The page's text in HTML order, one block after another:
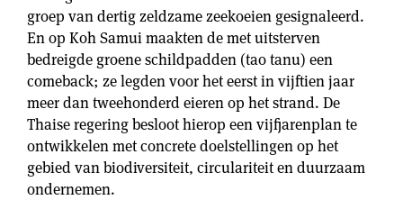
groep van dertig zeldzame zeekoeien gesignaleerd.
En op Koh Samui maakten de met uitsterven
bedreigde groene schildpadden (tao tanu) een
comeback; ze legden voor het eerst in vijftien jaar
meer dan tweehonderd eieren op het strand. De
Thaise regering besloot hierop een vijfjarenplan te
ontwikkelen met concrete doelstellingen op het
gebied van biodiversiteit, circulariteit en duurzaam
ondernemen.